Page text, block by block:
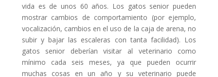
vida es de unos 60 años. Los gatos senior pueden
mostrar cambios de comportamiento (por ejemplo,
vocalización, cambios en el uso de la caja de arena, no
subir y bajar las escaleras con tanta facilidad). Los
gatos senior deberían visitar al veterinario como
mínimo cada seis meses, ya que pueden ocurrir
muchas cosas en un año y su veterinario puede